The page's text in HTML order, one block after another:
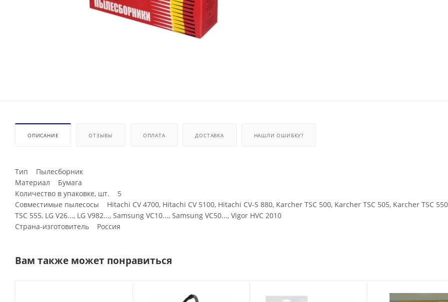
ОПИСАНИЕ ОТЗЫВЫ ОПЛАТА ДОСТАВКА НАШЛИ ОШИБКУ?
Тип Пылесборник
Материал Бумага
Количество в упаковке, шт. 5
Совместимые пылесосы Hitachi CV 4700, Hitachi CV 5100, Hitachi CV-S 880, Karcher TSC 500, Karcher TSC 505, Karcher TSC
TSC 555, LG V26..., LG V982..., Samsung VC10..., Samsung VC50..., Vigor HVC 2010
Страна-изготовитель Россия
Вам также может понравиться